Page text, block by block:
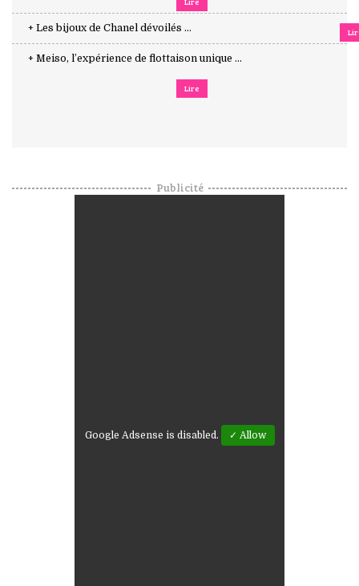
+ Les bijoux de Chanel dévoilés ...
+ Meiso, l’expérience de flottaison unique ...
Lire
Publicité
Google Adsense is disabled. ✓ Allow